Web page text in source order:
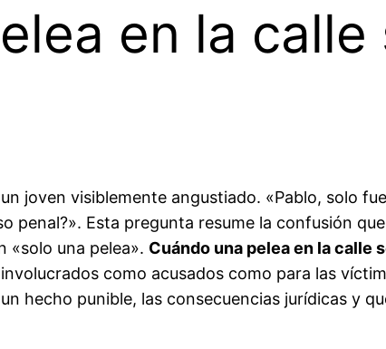
en la
joven visiblemente angustiado. «Pablo, solo
penal?». Esta pregunta resume la confusión
«solo una pelea». Cuándo una pelea en la calle
como acusados como para las
hecho punible, las consecuencias jurídicas y